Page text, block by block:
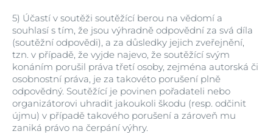
5) Účastí v soutěži soutěžící berou na vědomí a
souhlasí s tím, že jsou výhradně odpovědní za svá díla
(soutěžní odpovědi), a za důsledky jejich zveřejnění,
tzn. v případě, že vyjde najevo, že soutěžící svým
konáním porušil práva třetí osoby, zejména autorská či
osobnostní práva, je za takovéto porušení plně
odpovědný. Soutěžící je povinen pořadateli nebo
organizátorovi uhradit jakoukoli škodu (resp. odčinit
újmu) v případě takového porušení a zároveň mu
zaniká právo na čerpání výhry.